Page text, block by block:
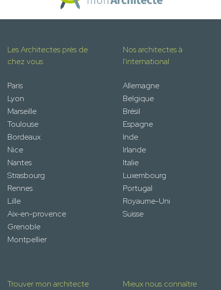
Les Architectes près de
chez vous
Paris
Lyon
Marseille
Toulouse
Bordeaux
Nice
Nantes
Strasbourg
Rennes
Lille
Aix-en-provence
Grenoble
Montpellier
Nos architectes à
l'international
Allemagne
Belgique
Brésil
Espagne
Inde
Irlande
Italie
Luxembourg
Portugal
Royaume-Uni
Suisse
Trouver mon architecte Mieux nous connaître